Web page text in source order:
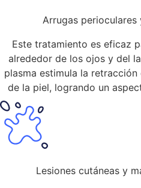
Arrugas
Este tratamiento es eficaz
alrededor de los ojos y del
plasma estimula la
de la piel, logrando un
Lesiones cutáneas y